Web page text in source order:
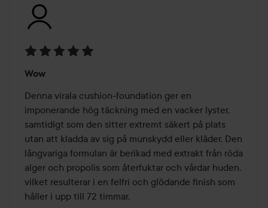
5
av
5
Wow
Denna virala cushion-foundation ger en
imponerande hög täckning med en vacker lyster,
samtidigt som den sitter extremt säkert på plats
utan att kladda av sig på munskydd eller kläder. Den
långvariga formulan är berikad med extrakt från röda
alger och propolis som återfuktar och vårdar huden,
vilket resulterar i en felfri och glödande finish som
håller i upp till 72 timmar.